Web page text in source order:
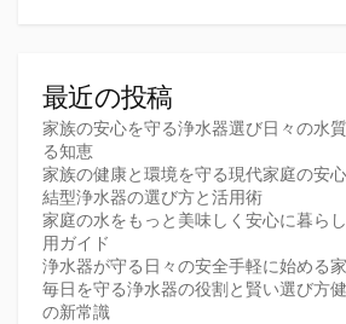
最近の投稿
家族の安心を守る浄水器選び日々の水
る知恵
家族の健康と環境を守る現代家庭の安
結型浄水器の選び方と活用術
家庭の水をもっと美味しく安心に暮ら
用ガイド
浄水器が守る日々の安全手軽に始める
毎日を守る浄水器の役割と賢い選び方
の新常識